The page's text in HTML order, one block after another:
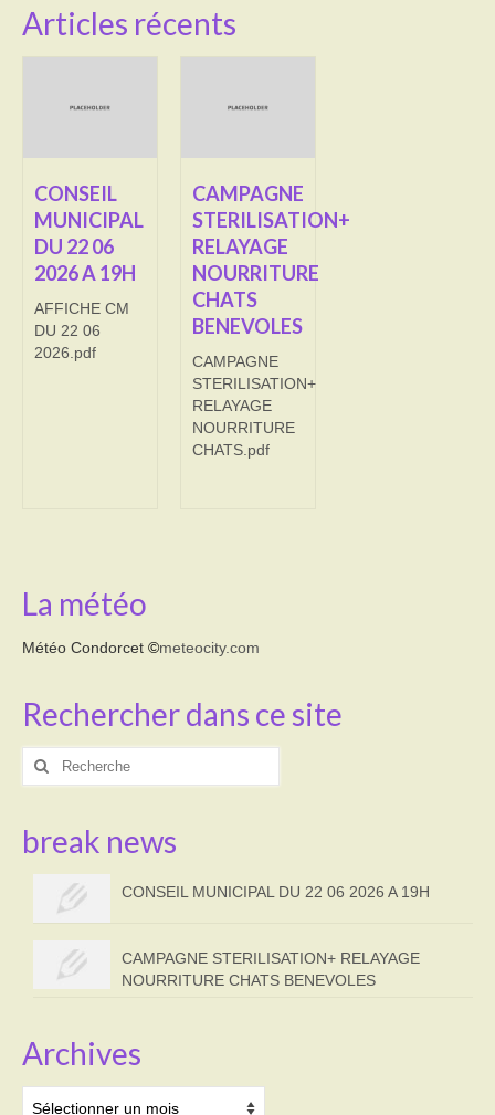
Cimetière
Culte
Correspondants de presse
LE BRULAGE DES VEGETAUX
DECHETS VERTS
Articles récents
CONSEIL
MUNICIPAL
DU 22 06
2026 A 19H
AFFICHE CM
DU 22 06
2026.pdf
CAMPAGNE
STERILISATION+
RELAYAGE
NOURRITURE
CHATS
BENEVOLES
CAMPAGNE
STERILISATION+
RELAYAGE
NOURRITURE
CHATS.pdf
La météo
Météo Condorcet ©meteocity.com
Rechercher dans ce site
Rechercher
break news
CONSEIL MUNICIPAL DU 22 06 2026 A 19H
CAMPAGNE STERILISATION+ RELAYAGE
NOURRITURE CHATS BENEVOLES
Archives